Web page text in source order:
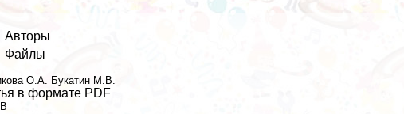
Авторы
Файлы
О.А. Букатин М.В.
в формате PDF